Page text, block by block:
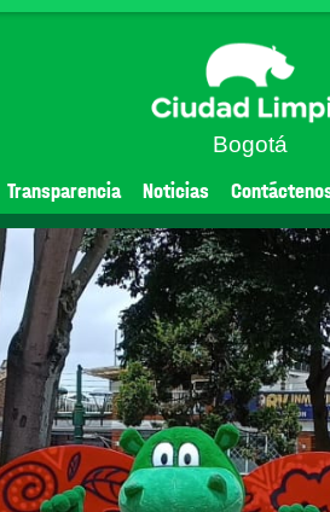
Bogotá
Transparencia Noticias